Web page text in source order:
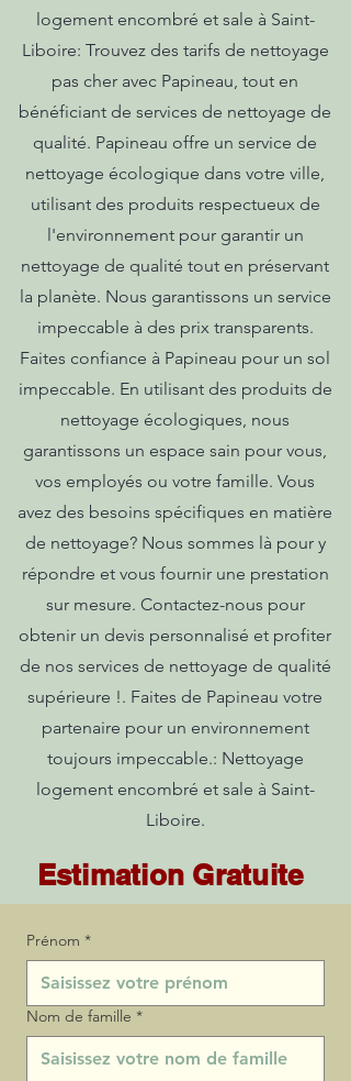
logement encombré et sale à Saint-
Liboire: Trouvez des tarifs de nettoyage
pas cher avec Papineau, tout en
bénéficiant de services de nettoyage de
qualité. Papineau offre un service de
nettoyage écologique dans votre ville,
utilisant des produits respectueux de
l'environnement pour garantir un
nettoyage de qualité tout en préservant
la planète. Nous garantissons un service
impeccable à des prix transparents.
Faites confiance à Papineau pour un sol
impeccable. En utilisant des produits de
nettoyage écologiques, nous
garantissons un espace sain pour vous,
vos employés ou votre famille. Vous
avez des besoins spécifiques en matière
de nettoyage? Nous sommes là pour y
répondre et vous fournir une prestation
sur mesure. Contactez-nous pour
obtenir un devis personnalisé et profiter
de nos services de nettoyage de qualité
supérieure !. Faites de Papineau votre
partenaire pour un environnement
toujours impeccable.: Nettoyage
logement encombré et sale à Saint-
Liboire.
Estimation Gratuite
Prénom *
Nom de famille *